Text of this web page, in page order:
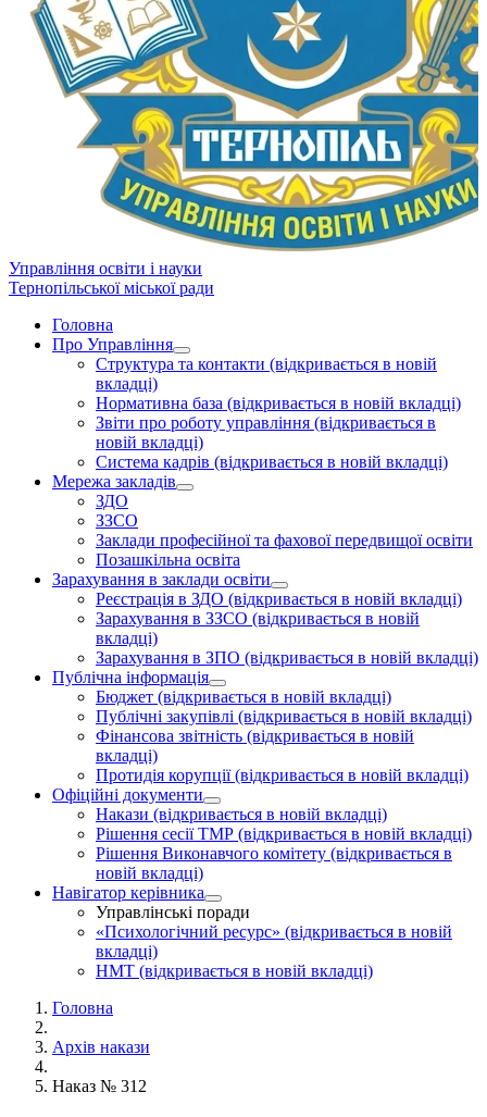
Управління освіти і науки
Тернопільської міської ради
Головна
Про Управління
Структура та контакти (відкривається в новій
вкладці)
Нормативна база (відкривається в новій вкладці)
Звіти про роботу управління (відкривається в
новій вкладці)
Система кадрів (відкривається в новій вкладці)
Мережа закладів
ЗДО
ЗЗСО
Заклади професійної та фахової передвищої освіти
Позашкільна освіта
Зарахування в заклади освіти
Реєстрація в ЗДО (відкривається в новій вкладці)
Зарахування в ЗЗСО (відкривається в новій
вкладці)
Зарахування в ЗПО (відкривається в новій вкладці)
Публічна інформація
Бюджет (відкривається в новій вкладці)
Публічні закупівлі (відкривається в новій вкладці)
Фінансова звітність (відкривається в новій
вкладці)
Протидія корупції (відкривається в новій вкладці)
Офіційні документи
Накази (відкривається в новій вкладці)
Рішення сесії ТМР (відкривається в новій вкладці)
Рішення Виконавчого комітету (відкривається в
новій вкладці)
Навігатор керівника
Управлінські поради
«Психологічний ресурс» (відкривається в новій
вкладці)
НМТ (відкривається в новій вкладці)
Головна
Архів накази
Наказ № 312